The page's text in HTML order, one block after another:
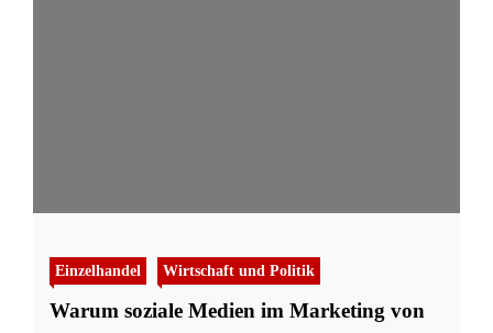
Einzelhandel Wirtschaft und Politik
Warum soziale Medien im Marketing von